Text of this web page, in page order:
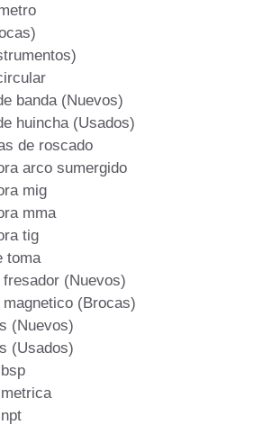
banda (Nuevos)
huincha (Usados)
de roscado
arco sumergido
mig
mma
tig
toma
fresador (Nuevos)
magnetico (Brocas)
(Nuevos)
(Usados)